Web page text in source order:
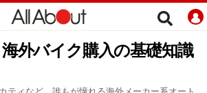
外バイク購入の基礎知識